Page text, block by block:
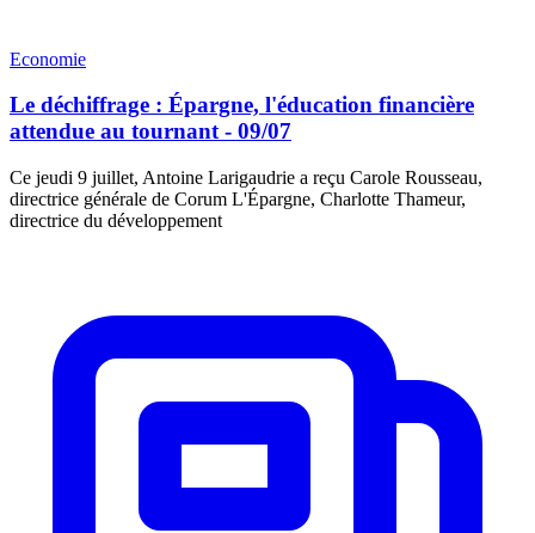
Economie
Le déchiffrage : Épargne, l'éducation financière
attendue au tournant - 09/07
Ce jeudi 9 juillet, Antoine Larigaudrie a reçu Carole Rousseau,
directrice générale de Corum L'Épargne, Charlotte Thameur,
directrice du développement